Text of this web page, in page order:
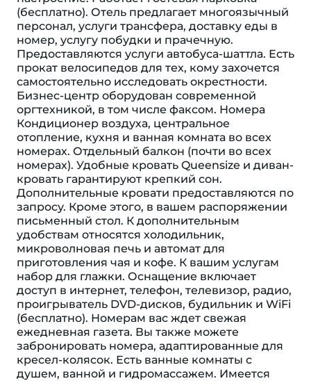
(бесплатно). Отель предлагает многоязычный
персонал, услуги трансфера, доставку еды в
номер, услугу побудки и прачечную.
Предоставляются услуги автобуса-шаттла. Есть
прокат велосипедов для тех, кому захочется
самостоятельно исследовать окрестности.
Бизнес-центр оборудован современной
оргтехникой, в том числе факсом. Номера
Кондиционер воздуха, центральное
отопление, кухня и ванная комната во всех
номерах. Отдельный балкон (почти во всех
номерах). Удобные кровать Queensize и диван-
кровать гарантируют крепкий сон.
Дополнительные кровати предоставляются по
запросу. Кроме этого, в вашем распоряжении
письменный стол. К дополнительным
удобствам относятся холодильник,
микроволновая печь и автомат для
приготовления чая и кофе. К вашим услугам
набор для глажки. Оснащение включает
доступ в интернет, телефон, телевизор, радио,
проигрыватель DVD-дисков, будильник и WiFi
(бесплатно). Номерам вас ждет свежая
ежедневная газета. Вы также можете
забронировать номера, адаптированные для
кресел-колясок. Есть ванные комнаты с
душем, ванной и гидромассажем. Имеется